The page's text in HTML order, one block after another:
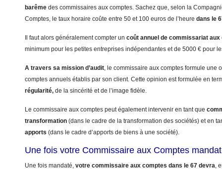
barême des commissaires aux comptes. Sachez que, selon la
Comptes, le taux horaire coûte entre 50 et 100 euros de l’heure dans le
Il faut alors généralement compter un coût annuel de commissariat aux
minimum pour les petites entreprises indépendantes et de 5000 € pour
A travers sa mission d’audit, le commissaire aux comptes formule une
comptes annuels établis par son client. Cette opinion est formulée en
régularité, de la sincérité et de l’image fidèle.
Le commissaire aux comptes peut également intervenir en tant que
transformation (dans le cadre de la transformation des sociétés) et en
apports (dans le cadre d’apports de biens à une société).
Une fois votre Commissaire aux Comptes
Une fois mandaté, votre commissaire aux comptes dans le 67 devra,